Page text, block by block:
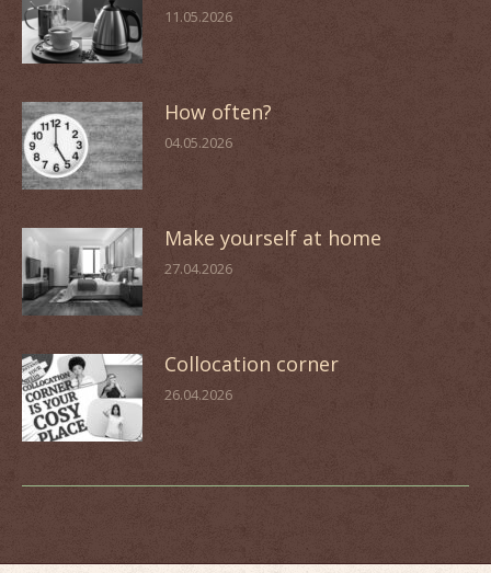
11.05.2026
How often?
04.05.2026
Make yourself at home
27.04.2026
Collocation corner
26.04.2026